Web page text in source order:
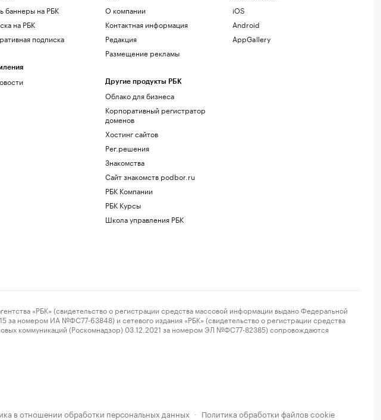
баннеры на РБК
на РБК
подписка
О компании
Контактная информация
Редакция
Размещение рекламы
Другие продукты РБК
Облако для бизнеса
Корпоративный регистратор
доменов
Хостинг сайтов
Рег.решения
Знакомства
Сайт знакомств podbor.ru
РБК Компании
РБК Курсы
Школа управления РБК
iOS
Android
AppGallery
«РБК» (свидетельство о регистрации средства массовой информации выдано Федеральной
номером ИА №ФС77-63848) и сетевого издания «РБК» (свидетельство о регистрации средства
коммуникаций (Роскомнадзор) 03.12.2021 за номером ЭЛ №ФС77-82385) сопровождаются
в отношении обработки персональных данных · Политика обработки файлов cookie